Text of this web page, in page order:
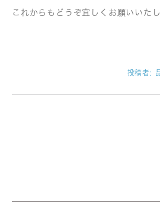
これからもどうぞ宜しくお願いいたし
投稿者: